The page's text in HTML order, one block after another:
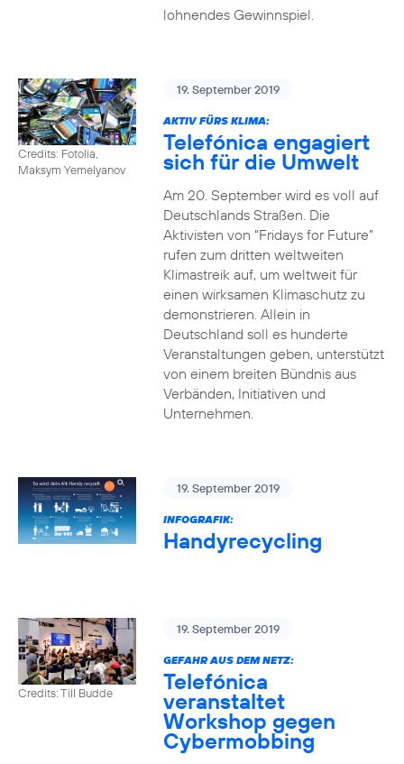
lohnendes Gewinnspiel.
Credits: Fotolia,
Maksym Yemelyanov
19. September 2019
AKTIV FÜRS KLIMA:
Telefónica engagiert
sich für die Umwelt
Am 20. September wird es voll auf
Deutschlands Straßen. Die
Aktivisten von “Fridays for Future”
rufen zum dritten weltweiten
Klimastreik auf, um weltweit für
einen wirksamen Klimaschutz zu
demonstrieren. Allein in
Deutschland soll es hunderte
Veranstaltungen geben, unterstützt
von einem breiten Bündnis aus
Verbänden, Initiativen und
Unternehmen.
19. September 2019
INFOGRAFIK:
Handyrecycling
Credits: Till Budde
19. September 2019
GEFAHR AUS DEM NETZ:
Telefónica
veranstaltet
Workshop gegen
Cybermobbing